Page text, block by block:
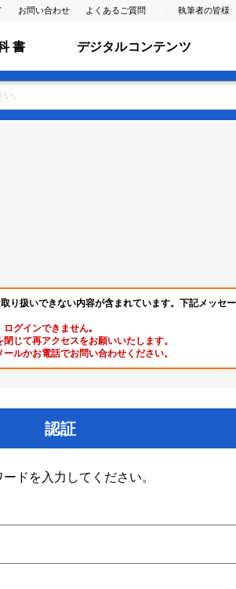
お問い合わせ よくあるご質問 執筆者の皆様
書 デジタルコンテンツ
り扱いできない内容が含まれています。下記メッセ
グインできません｡
じて再アクセスをお願いいたします。
ルかお電話でお問い合わせください。
認証
ドを入力してください。